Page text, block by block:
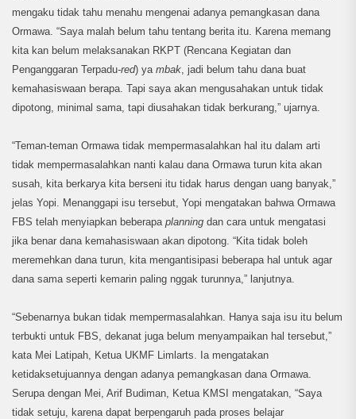
mengaku tidak tahu menahu mengenai adanya pemangkasan dana
Ormawa. “Saya malah belum tahu tentang berita itu. Karena memang
kita kan belum melaksanakan RKPT (Rencana Kegiatan dan
Penganggaran Terpadu-red) ya mbak , jadi belum tahu dana buat
kemahasiswaan berapa. Tapi saya akan mengusahakan untuk tidak
dipotong, minimal sama, tapi diusahakan tidak berkurang,” ujarnya.
“Teman-teman Ormawa tidak mempermasalahkan hal itu dalam arti
tidak mempermasalahkan nanti kalau dana Ormawa turun kita akan
susah, kita berkarya kita berseni itu tidak harus dengan uang banyak,”
jelas Yopi. Menanggapi isu tersebut, Yopi mengatakan bahwa Ormawa
FBS telah menyiapkan beberapa planning dan cara untuk mengatasi
jika benar dana kemahasiswaan akan dipotong. “Kita tidak boleh
meremehkan dana turun, kita mengantisipasi beberapa hal untuk agar
dana sama seperti kemarin paling nggak turunnya,” lanjutnya.
“Sebenarnya bukan tidak mempermasalahkan. Hanya saja isu itu belum
terbukti untuk FBS, dekanat juga belum menyampaikan hal tersebut,”
kata Mei Latipah, Ketua UKMF Limlarts. Ia mengatakan
ketidaksetujuannya dengan adanya pemangkasan dana Ormawa.
Serupa dengan Mei, Arif Budiman, Ketua KMSI mengatakan, “Saya
tidak setuju, karena dapat berpengaruh pada proses belajar